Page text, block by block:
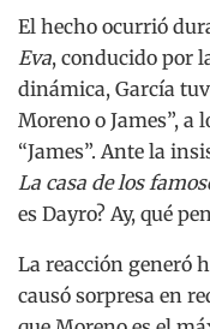
El hecho ocurrió
Eva, conducido por
dinámica, García
Moreno o James”, a
“James”. Ante la
La casa de los
es Dayro? Ay, qué
La reacción generó
causó sorpresa en